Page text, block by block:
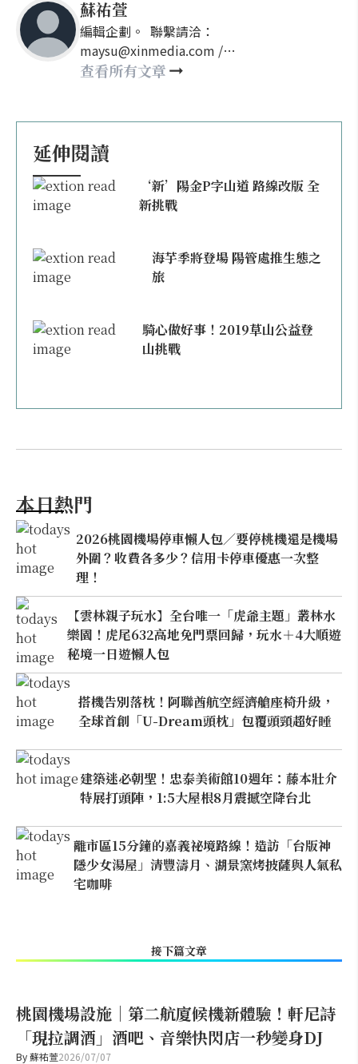
蘇祐萱
編輯企劃。 聯繫請洽：
maysu@xinmedia.com /
may860527@gmail.com
查看所有文章
延伸閱讀
‘新’陽金P字山道 路線改版 全
新挑戰
海芋季將登場 陽管處推生態之
旅
騎心做好事！2019草山公益登
山挑戰
本日熱門
2026桃園機場停車懶人包／要停桃機還是機場
外圍？收費各多少？信用卡停車優惠一次整
理！
【雲林親子玩水】全台唯一「虎爺主題」叢林水
樂園！虎尾632高地免門票回歸，玩水＋4大順遊
秘境一日遊懶人包
搭機告別落枕！阿聯酋航空經濟艙座椅升級，
全球首創「U-Dream頭枕」包覆頭頸超好睡
建築迷必朝聖！忠泰美術館10週年：藤本壯介
特展打頭陣，1:5大屋根8月震撼空降台北
離市區15分鐘的嘉義祕境路線！造訪「台版神
隱少女湯屋」清豐濤月、湖景窯烤披薩與人氣私
宅咖啡
接下篇文章
桃園機場設施｜第二航廈候機新體驗！軒尼詩
「現拉調酒」酒吧、音樂快閃店一秒變身DJ
By蘇祐萱2026/07/07